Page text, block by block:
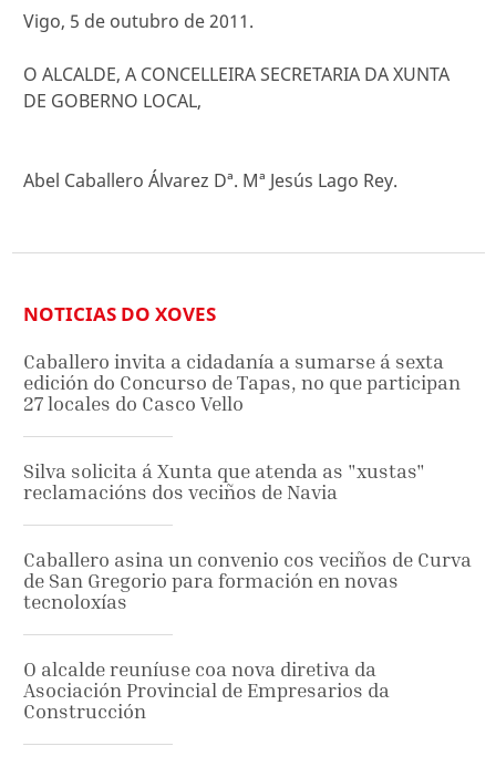
Vigo, 5 de outubro de 2011.
O ALCALDE, A CONCELLEIRA SECRETARIA DA XUNTA
DE GOBERNO LOCAL,
Abel Caballero Álvarez Dª. Mª Jesús Lago Rey.
NOTICIAS DO XOVES
Caballero invita a cidadanía a sumarse á sexta
edición do Concurso de Tapas, no que participan
27 locales do Casco Vello
Silva solicita á Xunta que atenda as "xustas"
reclamacións dos veciños de Navia
Caballero asina un convenio cos veciños de Curva
de San Gregorio para formación en novas
tecnoloxías
O alcalde reuníuse coa nova diretiva da
Asociación Provincial de Empresarios da
Construcción